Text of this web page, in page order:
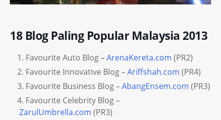
18 Blog Paling Popular Malaysia 2013
Favourite Auto Blog –ArenaKereta.com (PR2)
Favourite Innovative Blog –Ariffshah.com (PR4)
Favourite Business Blog –AbangEnsem.com (PR3)
Favourite Celebrity Blog –
ZarulUmbrella.com (PR3)